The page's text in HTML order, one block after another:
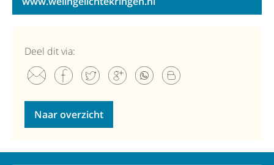
Deel dit via:
Naar overzicht